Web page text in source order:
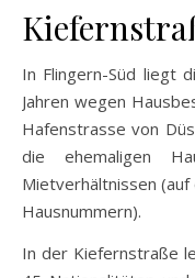
– Fr 11-19 & Sa 11-18
In Flingern-Süd liegt
Jahren wegen
Hafenstrasse von
Mietverhältnissen